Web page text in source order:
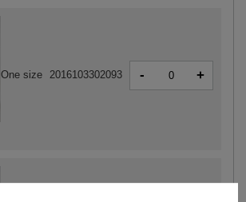
One size 2016103302093 - +